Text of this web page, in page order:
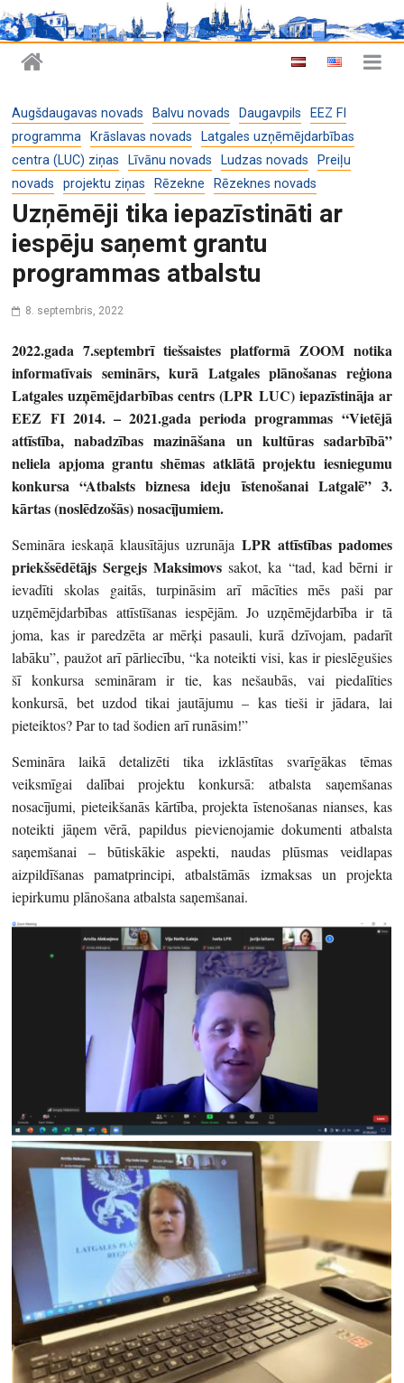
Augšdaugavas novads Balvu novads Daugavpils
EEZ FI
programma
Krāslavas novads
Latgales uzņēmējdarbības
centra (LUC) ziņas
Līvānu novads Ludzas novads
Preiļu
novads
projektu ziņas Rēzekne Rēzeknes novads
Uzņēmēji tika iepazīstināti ar
iespēju saņemt grantu
programmas atbalstu
8. septembris, 2022
2022.gada 7.septembrī tiešsaistes platformā ZOOM notika
informatīvais seminārs, kurā Latgales plānošanas reģiona
Latgales uzņēmējdarbības centrs (LPR LUC) iepazīstināja ar
EEZ FI 2014. – 2021.gada perioda programmas “Vietējā
attīstība, nabadzības mazināšana un kultūras sadarbībā”
neliela apjoma grantu shēmas atklātā projektu iesniegumu
konkursa “Atbalsts biznesa ideju īstenošanai Latgalē” 3.
kārtas (noslēdzošās) nosacījumiem.
Semināra ieskaņā klausītājus uzrunāja LPR attīstības padomes
priekšsēdētājs Sergejs Maksimovs sakot, ka “tad, kad bērni ir
ievadīti skolas gaitās, turpināsim arī mācīties mēs paši par
uzņēmējdarbības attīstīšanas iespējām. Jo uzņēmējdarbība ir tā
joma, kas ir paredzēta ar mērķi pasauli, kurā dzīvojam, padarīt
labāku”, paužot arī pārliecību, “ka noteikti visi, kas ir pieslēgušies
šī konkursa semināram ir tie, kas nešaubās, vai piedalīties
konkursā, bet uzdod tikai jautājumu – kas tieši ir jādara, lai
pieteiktos? Par to tad šodien arī runāsim!”
Semināra laikā detalizēti tika izklāstītas svarīgākas tēmas
veiksmīgai dalībai projektu konkursā: atbalsta saņemšanas
nosacījumi, pieteikšanās kārtība, projekta īstenošanas nianses, kas
noteikti jāņem vērā, papildus pievienojamie dokumenti atbalsta
saņemšanai – būtiskākie aspekti, naudas plūsmas veidlapas
aizpildīšanas pamatprincipi, atbalstāmās izmaksas un projekta
iepirkumu plānošana atbalsta saņemšanai.